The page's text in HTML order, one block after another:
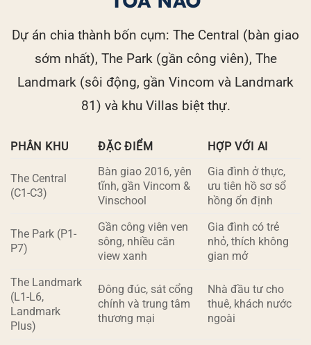
Dự án chia thành bốn cụm: The Central (bàn giao
sớm nhất), The Park (gần công viên), The
Landmark (sôi động, gần Vincom và Landmark
81) và khu Villas biệt thự.
PHÂN KHU ĐẶC ĐIỂM HỢP VỚI AI
The Central
(C1-C3)
Bàn giao 2016, yên
tĩnh, gần Vincom &
Vinschool
Gia đình ở thực,
ưu tiên hồ sơ sổ
hồng ổn định
The Park (P1-
P7)
Gần công viên ven
sông, nhiều căn
view xanh
Gia đình có trẻ
nhỏ, thích không
gian mở
The Landmark
(L1-L6,
Landmark
Plus)
Đông đúc, sát cổng
chính và trung tâm
thương mại
Nhà đầu tư cho
thuê, khách nước
ngoài